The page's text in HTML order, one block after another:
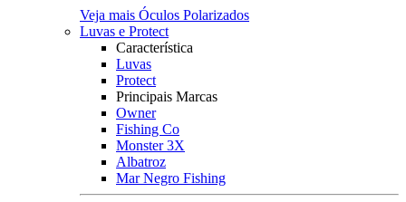
Veja mais Óculos Polarizados
Luvas e Protect
Característica
Luvas
Protect
Principais Marcas
Owner
Fishing Co
Monster 3X
Albatroz
Mar Negro Fishing